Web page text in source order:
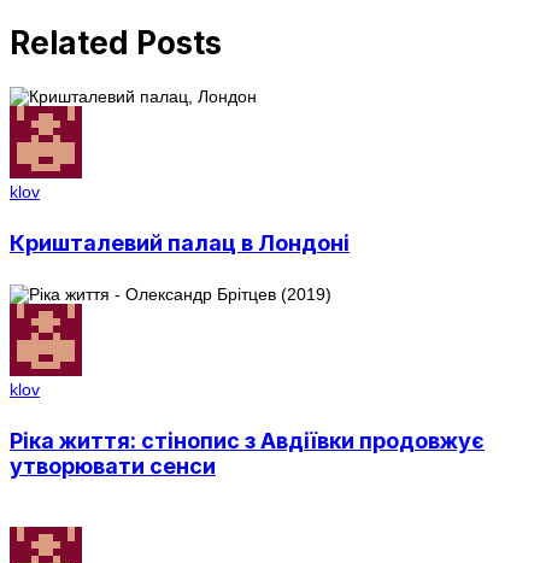
Related Posts
klov
Кришталевий палац в Лондоні
klov
Ріка життя: стінопис з Авдіївки продовжує
утворювати сенси